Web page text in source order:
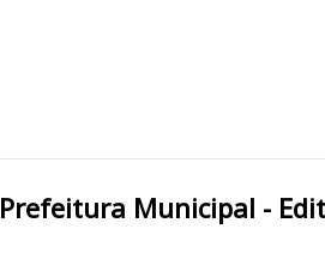
Taboão da Serra/SP Prefeitura